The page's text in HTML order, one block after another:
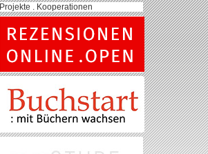
Projekte . Kooperationen